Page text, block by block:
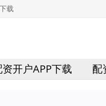
载
资开户APP下载 配